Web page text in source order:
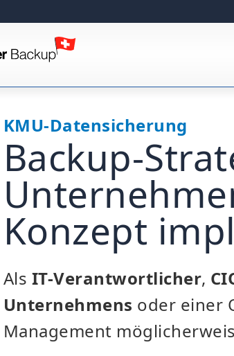
KMU-Datensicherung
Backup-
Konzept
Als IT-Verantwortlicher,
Unternehmens oder einer
Management